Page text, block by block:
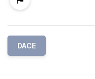
DACE